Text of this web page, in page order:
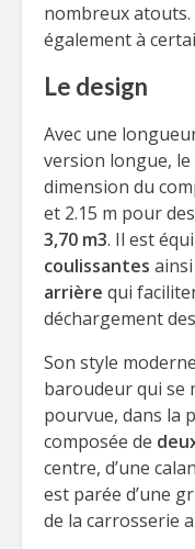
nombreux atouts.
également à
Le design
Avec une
version longue, le
dimension du
et 2.15 m pour
3,70 m3. Il est
coulissantes
arrière qui
déchargement
Son style
baroudeur qui se
pourvue, dans la
composée de
centre, d’une
est parée d’une
de la carrosserie